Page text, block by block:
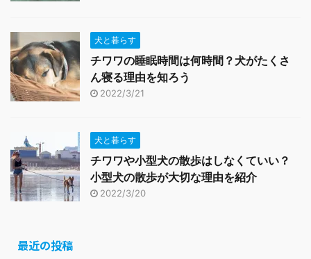
犬と暮らす
チワワの睡眠時間は何時間？犬がたくさ
ん寝る理由を知ろう
2022/3/21
犬と暮らす
チワワや小型犬の散歩はしなくていい？
小型犬の散歩が大切な理由を紹介
2022/3/20
最近の投稿